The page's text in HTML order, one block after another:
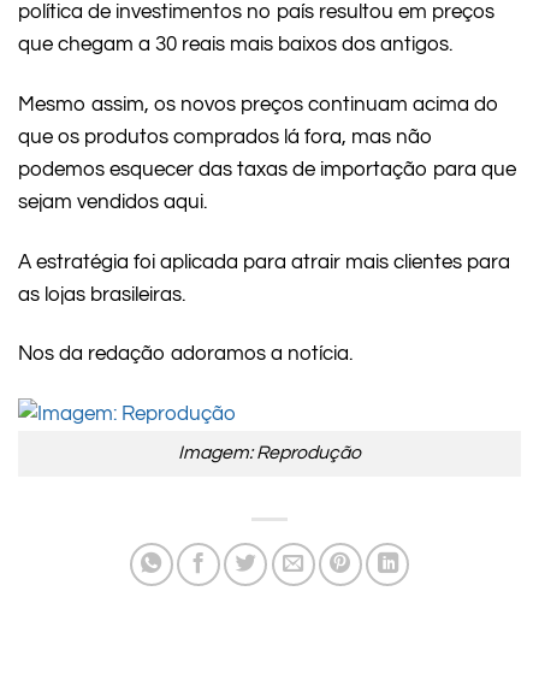
política de investimentos no país resultou em preços
que chegam a 30 reais mais baixos dos antigos.
Mesmo assim, os novos preços continuam acima do
que os produtos comprados lá fora, mas não
podemos esquecer das taxas de importação para que
sejam vendidos aqui.
A estratégia foi aplicada para atrair mais clientes para
as lojas brasileiras.
Nos da redação adoramos a notícia.
Imagem: Reprodução